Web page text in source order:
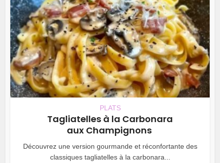
PLATS
Tagliatelles à la Carbonara
aux Champignons
Découvrez une version gourmande et réconfortante des
classiques tagliatelles à la carbonara...